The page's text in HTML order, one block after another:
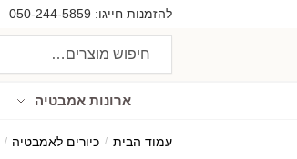
להזמנות חייגו: 050-244-5859
ארונות אמבטיה
עמוד הבית / כיורים לאמבטיה /